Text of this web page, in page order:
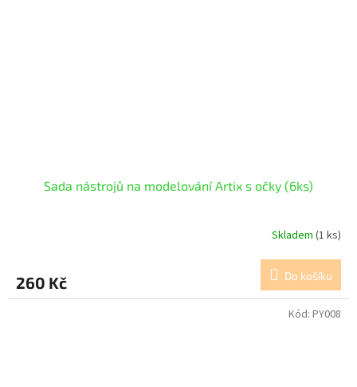
Sada nástrojů na modelování Artix s očky (6ks)
Skladem (1 ks)
260 Kč Do košíku
Kód: PY008